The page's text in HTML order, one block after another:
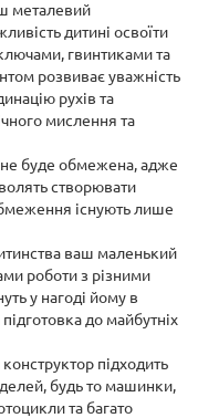
металевий
дитині освоїти
гвинтиками та
розвиває уважність
рухів та
мислення та
буде обмежена, адже
створювати
існують лише
ваш маленький
роботи з різними
у нагоді йому в
до майбутніх
підходить
будь то машинки,
та багато